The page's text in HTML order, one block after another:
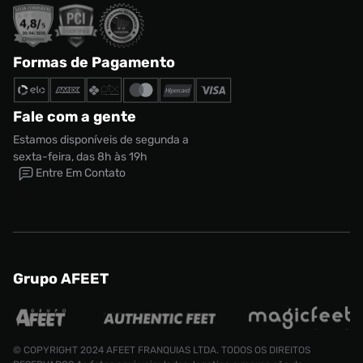
Formas de Pagamento
Fale com a gente
Estamos disponíveis de segunda a
sexta-feira, das 8h às 19h
Entre Em Contato
Grupo AFEET
© COPYRIGHT 2024 AFEET FRANQUIAS LTDA. TODOS OS DIREITOS